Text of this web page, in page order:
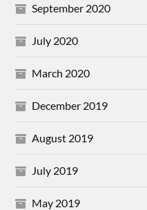
September 2020
July 2020
March 2020
December 2019
August 2019
July 2019
May 2019